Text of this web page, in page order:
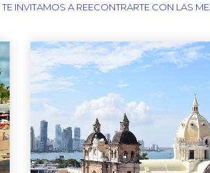
TE INVITAMOS A REECONTRARTE CON LAS